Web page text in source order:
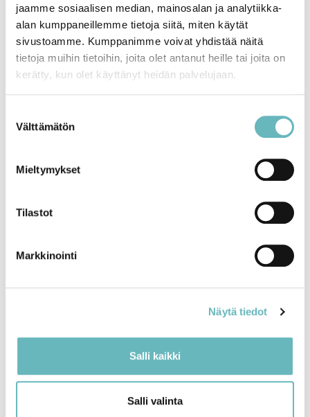
jaamme sosiaalisen median, mainosalan ja analytiikka-
alan kumppaneillemme tietoja siitä, miten käytät
sivustoamme. Kumppanimme voivat yhdistää näitä
tietoja muihin tietoihin, joita olet antanut heille tai joita on
kerätty, kun olet käyttänyt heidän palvelujaan.
valinta
Välttämätön
Mieltymykset
Tilastot
Markkinointi
Näytä tiedot
Salli kaikki
Salli valinta
Mitä?Hyötypuutarha tutuksi!
Missä? Tapiolan asiakaspalvelupiste, Mäntyviita 2
Espoo. Kulku tapahtumaan tapahtuu
Menninkäisentien puolelta.
Milloin? Lauantaina4.5.2024 klo 10-13
pysy kuulolla. Tapahtumaan ei tarvitse ilmoittautua